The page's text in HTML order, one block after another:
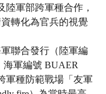
陸軍部跨軍種合作，
轉化為官兵的視覺
聯合發行（陸軍編
海軍編號 BUAER
軍種防範戰場「友軍